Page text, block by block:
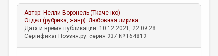
АВТОРЫ
КОММЕНТАРИИ
ЛИТСАЛОН
Автор: Нелли Воронель (Ткаченко)
Отдел (рубрика, жанр):Любовная лирика
Дата и время публикации: 10.12.2021, 22:09:28
Сертификат Поэзия.ру: серия 337 № 164813